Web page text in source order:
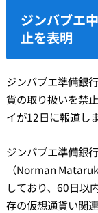
ジンバブエ
止を表明
ジンバブエ準備銀
貨の取り扱いを禁
イが12日に報道し
ジンバブエ準備銀
（Norman
しており、60日以
存の仮想通貨い関